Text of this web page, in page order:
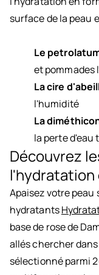
surface de la peau
Le
et pommades
La cire
l'humidité
La
la perte d'eau
Découvrez
l'hydratation
Apaisez votre peau
hydratants
base de rose de
allés chercher
sélectionné parmi